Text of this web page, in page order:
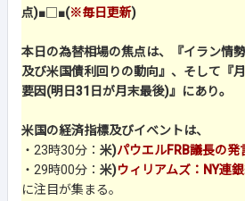
点)■□■(※毎日更新)
本日の為替相場の焦点は、『イラン情
及び米国債利回りの動向』、そして『
要因(明日31日が月末最後)』にあり。
米国の経済指標及びイベントは、
・23時30分： 米)パウエルFRB議長の発
・29時00分： 米)ウィリアムズ：NY連
に注目が集まる。